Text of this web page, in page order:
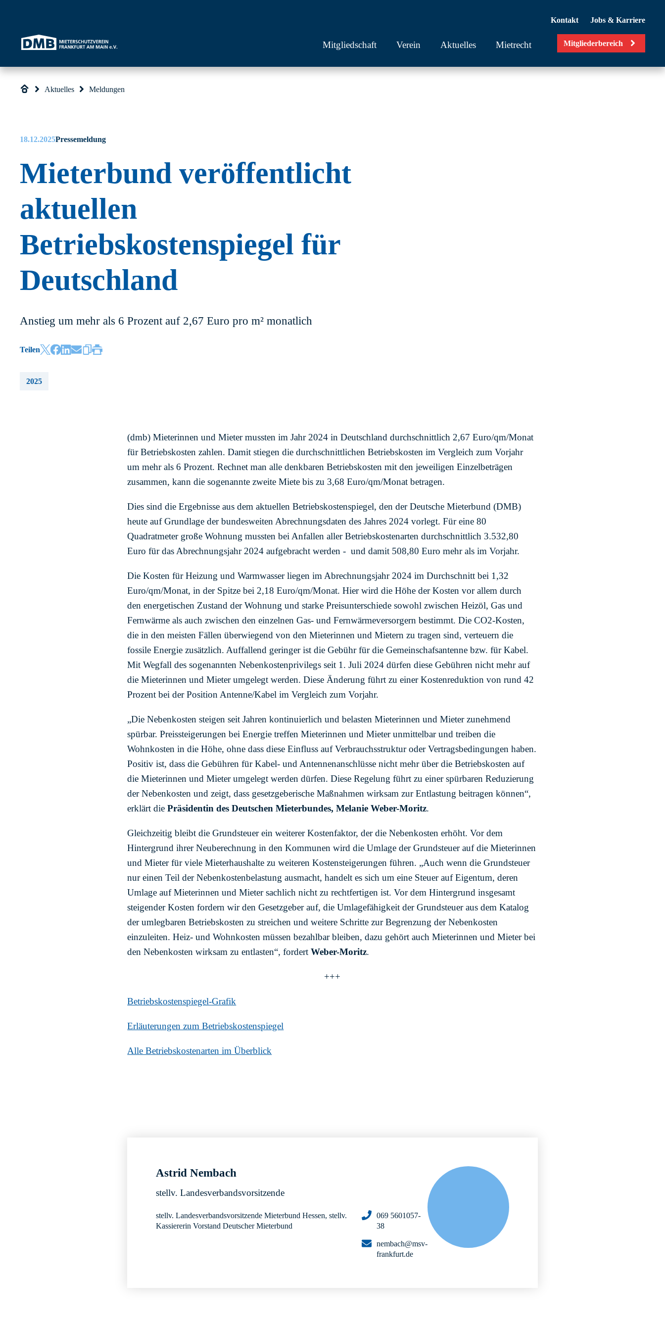
Mitgliederbereich
Mitgliedschaft Verein Aktuelles Mietrecht
Kontakt Jobs & Karriere
Aktuelles Meldungen
18.12.2025Pressemeldung
Mieterbund veröffentlicht
aktuellen
Betriebskostenspiegel für
Deutschland
Anstieg um mehr als 6 Prozent auf 2,67 Euro pro m² monatlich
Teilen
2025
(dmb) Mieterinnen und Mieter mussten im Jahr 2024 in Deutschland durchschnittlich 2,67 Euro/qm/Monat
für Betriebskosten zahlen. Damit stiegen die durchschnittlichen Betriebskosten im Vergleich zum Vorjahr
um mehr als 6 Prozent. Rechnet man alle denkbaren Betriebskosten mit den jeweiligen Einzelbeträgen
zusammen, kann die sogenannte zweite Miete bis zu 3,68 Euro/qm/Monat betragen.
Dies sind die Ergebnisse aus dem aktuellen Betriebskostenspiegel, den der Deutsche Mieterbund (DMB)
heute auf Grundlage der bundesweiten Abrechnungsdaten des Jahres 2024 vorlegt. Für eine 80
Quadratmeter große Wohnung mussten bei Anfallen aller Betriebskostenarten durchschnittlich 3.532,80
Euro für das Abrechnungsjahr 2024 aufgebracht werden - und damit 508,80 Euro mehr als im Vorjahr.
Die Kosten für Heizung und Warmwasser liegen im Abrechnungsjahr 2024 im Durchschnitt bei 1,32
Euro/qm/Monat, in der Spitze bei 2,18 Euro/qm/Monat. Hier wird die Höhe der Kosten vor allem durch
den energetischen Zustand der Wohnung und starke Preisunterschiede sowohl zwischen Heizöl, Gas und
Fernwärme als auch zwischen den einzelnen Gas- und Fernwärmeversorgern bestimmt. Die CO2-Kosten,
die in den meisten Fällen überwiegend von den Mieterinnen und Mietern zu tragen sind, verteuern die
fossile Energie zusätzlich. Auffallend geringer ist die Gebühr für die Gemeinschafsantenne bzw. für Kabel.
Mit Wegfall des sogenannten Nebenkostenprivilegs seit 1. Juli 2024 dürfen diese Gebühren nicht mehr auf
die Mieterinnen und Mieter umgelegt werden. Diese Änderung führt zu einer Kostenreduktion von rund 42
Prozent bei der Position Antenne/Kabel im Vergleich zum Vorjahr.
„Die Nebenkosten steigen seit Jahren kontinuierlich und belasten Mieterinnen und Mieter zunehmend
spürbar. Preissteigerungen bei Energie treffen Mieterinnen und Mieter unmittelbar und treiben die
Wohnkosten in die Höhe, ohne dass diese Einfluss auf Verbrauchsstruktur oder Vertragsbedingungen haben.
Positiv ist, dass die Gebühren für Kabel- und Antennenanschlüsse nicht mehr über die Betriebskosten auf
die Mieterinnen und Mieter umgelegt werden dürfen. Diese Regelung führt zu einer spürbaren Reduzierung
der Nebenkosten und zeigt, dass gesetzgeberische Maßnahmen wirksam zur Entlastung beitragen können“,
erklärt diePräsidentin des Deutschen Mieterbundes, Melanie Weber-Moritz.
Gleichzeitig bleibt die Grundsteuer ein weiterer Kostenfaktor, der die Nebenkosten erhöht. Vor dem
Hintergrund ihrer Neuberechnung in den Kommunen wird die Umlage der Grundsteuer auf die Mieterinnen
und Mieter für viele Mieterhaushalte zu weiteren Kostensteigerungen führen. „Auch wenn die Grundsteuer
nur einen Teil der Nebenkostenbelastung ausmacht, handelt es sich um eine Steuer auf Eigentum, deren
Umlage auf Mieterinnen und Mieter sachlich nicht zu rechtfertigen ist. Vor dem Hintergrund insgesamt
steigender Kosten fordern wir den Gesetzgeber auf, die Umlagefähigkeit der Grundsteuer aus dem Katalog
der umlegbaren Betriebskosten zu streichen und weitere Schritte zur Begrenzung der Nebenkosten
einzuleiten. Heiz- und Wohnkosten müssen bezahlbar bleiben, dazu gehört auch Mieterinnen und Mieter bei
den Nebenkosten wirksam zu entlasten“, fordertWeber-Moritz.
+++
Betriebskostenspiegel-Grafik
Erläuterungen zum Betriebskostenspiegel
Alle Betriebskostenarten im Überblick
Astrid Nembach
stellv. Landesverbandsvorsitzende
stellv. Landesverbandsvorsitzende Mieterbund Hessen, stellv.
Kassiererin Vorstand Deutscher Mieterbund
069 5601057-
38
nembach@msv-
frankfurt.de